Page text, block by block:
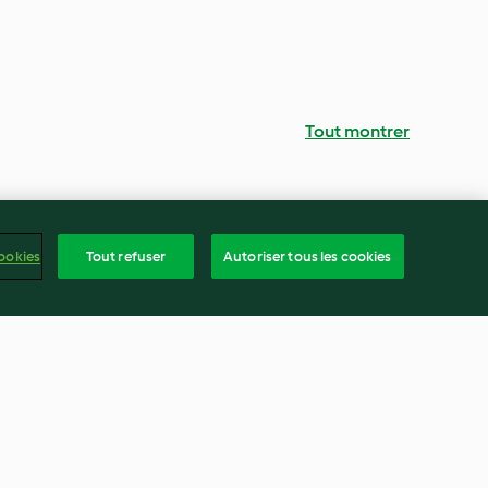
Tout montrer
Tout refuser Autoriser tous les cookies